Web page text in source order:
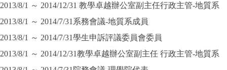
2013/8/1 ～ 2014/12/31 教學卓越辦公室副主任行政主管-地質系
2013/8/1 ～ 2014/7/31系務會議-地質系成員
2013/8/1 ～ 2014/7/31學生申訴評議委員會委員
2013/8/1 ～ 2014/12/31教學卓越辦公室副主任 行政主管-地質系